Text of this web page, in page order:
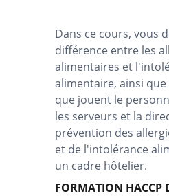
Dans ce cours, vous
différence entre les
alimentaires et
alimentaire, ainsi que
que jouent le
les serveurs et la
prévention des
et de l'intolérance
un cadre hôtelier.
FORMATION HACCP